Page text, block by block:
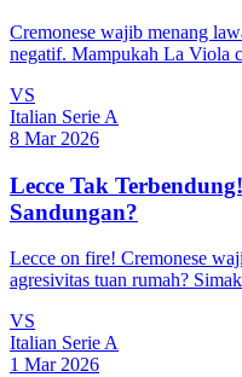
Cremonese wajib menang
negatif. Mampukah La Viola
VS
Italian Serie A
8 Mar 2026
Lecce Tak
Sandungan?
Lecce on fire! Cremonese
agresivitas tuan rumah?
VS
Italian Serie A
1 Mar 2026